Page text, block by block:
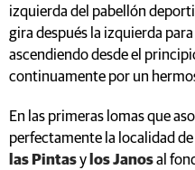
izquierda del pabellón
gira después la izquierda
ascendiendo desde el
continuamente por un
En las primeras lomas que
perfectamente la localidad de
las Pintasy los Janosal